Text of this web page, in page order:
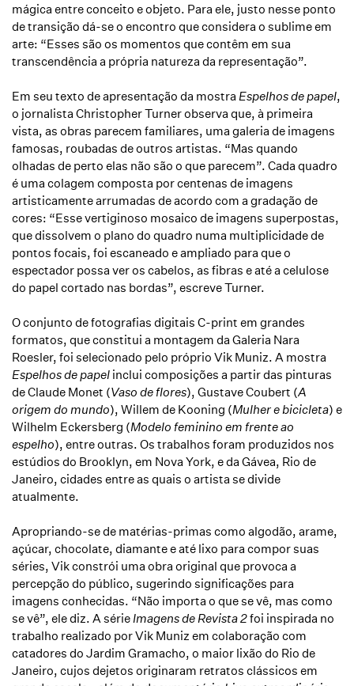
mágica entre conceito e objeto. Para ele, justo nesse ponto
de transição dá-se o encontro que considera o sublime em
arte: “Esses são os momentos que contêm em sua
transcendência a própria natureza da representação”.
Em seu texto de apresentação da mostraEspelhos de papel,
o jornalista Christopher Turner observa que, à primeira
vista, as obras parecem familiares, uma galeria de imagens
famosas, roubadas de outros artistas. “Mas quando
olhadas de perto elas não são o que parecem”. Cada quadro
é uma colagem composta por centenas de imagens
artisticamente arrumadas de acordo com a gradação de
cores: “Esse vertiginoso mosaico de imagens superpostas,
que dissolvem o plano do quadro numa multiplicidade de
pontos focais, foi escaneado e ampliado para que o
espectador possa ver os cabelos, as fibras e até a celulose
do papel cortado nas bordas”, escreve Turner.
O conjunto de fotografias digitais C-print em grandes
formatos, que constitui a montagem da Galeria Nara
Roesler, foi selecionado pelo próprio Vik Muniz. A mostra
Espelhos de papel inclui composições a partir das pinturas
de Claude Monet (Vaso de flores), Gustave Coubert (A
origem do mundo), Willem de Kooning (Mulher e bicicleta) e
Wilhelm Eckersberg (Modelo feminino em frente ao
espelho), entre outras. Os trabalhos foram produzidos nos
estúdios do Brooklyn, em Nova York, e da Gávea, Rio de
Janeiro, cidades entre as quais o artista se divide
atualmente.
Apropriando-se de matérias-primas como algodão, arame,
açúcar, chocolate, diamante e até lixo para compor suas
séries, Vik constrói uma obra original que provoca a
percepção do público, sugerindo significações para
imagens conhecidas. “Não importa o que se vê, mas como
se vê”, ele diz. A sérieImagens de Revista 2foi inspirada no
trabalho realizado por Vik Muniz em colaboração com
catadores do Jardim Gramacho, o maior lixão do Rio de
Janeiro, cujos dejetos originaram retratos clássicos em